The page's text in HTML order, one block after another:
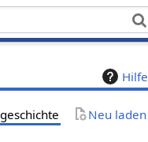
Hilfe
Neu laden